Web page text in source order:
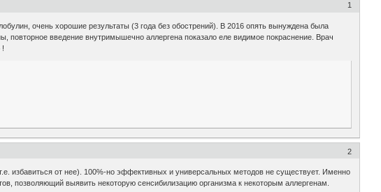
1
очень хорошие результаты (3 года без обострений). В 2016 опять вынуждена была
введение внутримышечно аллергена показало еле видимое покраснение. Врач
!
2
избавиться от нее). 100%-но эффективных и универсальных методов не существует. Именно
позволяющий выявить некоторую сенсибилизацию организма к некоторым аллергенам.